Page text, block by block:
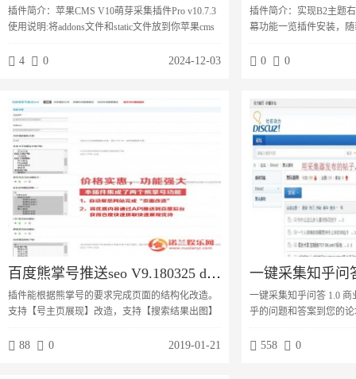
插件简介：苹果CMS V10萌芽采集插件Pro v10.7.3
使用说明:将addons文件和static文件放到你苹果cms
启用。http://你的域
2024-12-03
4 0
插件简介：实现B2主题
幕功能一览插件安装，
弹幕打赏信息弹幕认证
记录提示弹幕功能一览
杂七杂八配置。购买隐
城物品信息弹幕打赏信
0 0
百度熊掌号推送seo V9.180325 dz插件
插件能根据熊掌号的要求完成页面的结构化改造。
支持【号主页展现】改造，支持【搜索结果出图】
内容到百度。支持三大推送模式模式一：前台手动
2019-01-21
88 0
一键采集知乎问答 1.0
乎的问题和答案到您的
词，一键采集知乎的问
558 0